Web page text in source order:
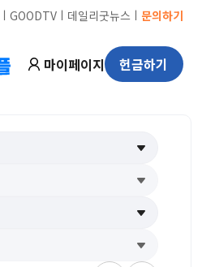
ㅣ GOODTVㅣ 데일리굿뉴스 ㅣ 문의하기
마이페이지 헌금하기